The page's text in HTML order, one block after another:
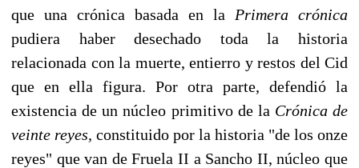
que una crónica basada en la Primera crónica
pudiera haber desechado toda la historia
relacionada con la muerte, entierro y restos del Cid
que en ella figura. Por otra parte, defendió la
existencia de un núcleo primitivo de la Crónica de
veinte reyes, constituido por la historia "de los onze
reyes" que van de Fruela II a Sancho II, núcleo que